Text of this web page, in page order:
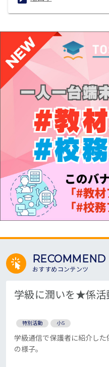
RECOMMEND
おすすめコンテンツ
学級に潤いを★係活
特別活動 小5
学級通信で保護者に紹介した
の様子。